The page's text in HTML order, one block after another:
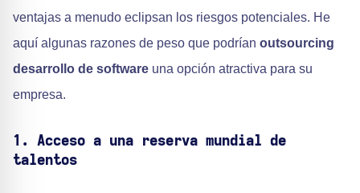
ventajas a menudo eclipsan los riesgos potenciales. He
aquí algunas razones de peso que podrían outsourcing
desarrollo de software una opción atractiva para su
empresa.
1. Acceso a una reserva mundial de
talentos